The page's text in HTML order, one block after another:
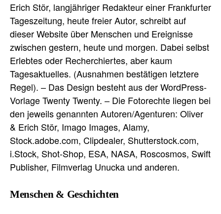
Erich Stör, langjähriger Redakteur einer Frankfurter
Tageszeitung, heute freier Autor, schreibt auf
dieser Website über Menschen und Ereignisse
zwischen gestern, heute und morgen. Dabei selbst
Erlebtes oder Recherchiertes, aber kaum
Tagesaktuelles. (Ausnahmen bestätigen letztere
Regel). – Das Design besteht aus der WordPress-
Vorlage Twenty Twenty. – Die Fotorechte liegen bei
den jeweils genannten Autoren/Agenturen: Oliver
& Erich Stör, Imago Images, Alamy,
Stock.adobe.com, Clipdealer, Shutterstock.com,
i.Stock, Shot-Shop, ESA, NASA, Roscosmos, Swift
Publisher, Filmverlag Unucka und anderen.
Menschen & Geschichten